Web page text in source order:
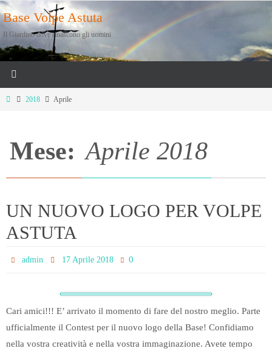
Salta
al
contenuto
Base Volpe Astuta
Il Giardino dove rinascono gli uomini
Home2018 Aprile
Mese: Aprile 2018
UN NUOVO LOGO PER VOLPE
ASTUTA
admin 17 Aprile 2018 0
Cari amici!!! E’ arrivato il momento di fare del nostro meglio. Parte
ufficialmente il Contest per il nuovo logo della Base! Confidiamo
nella vostra creatività e nella vostra immaginazione. Avete tempo